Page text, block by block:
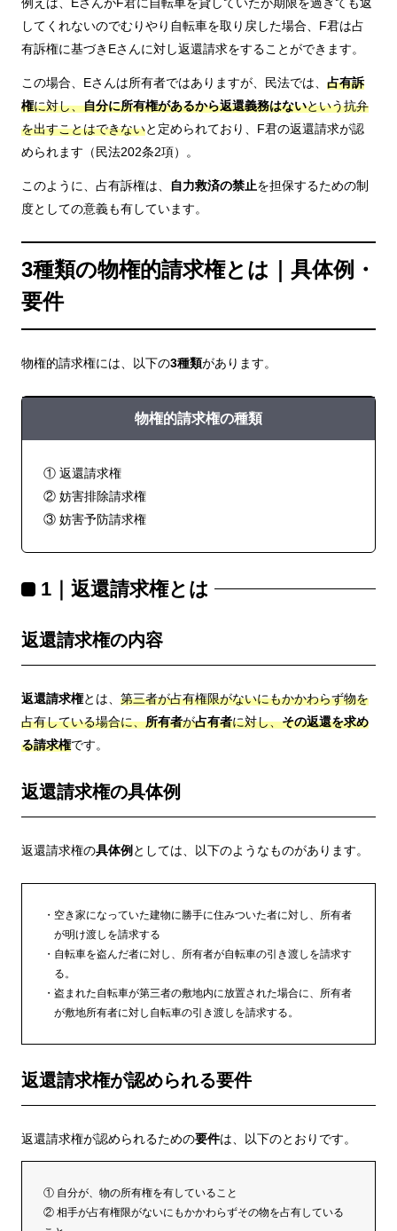
してくれないのでむりやり自転車を取り戻した場合、F君は占
有訴権に基づきEさんに対し返還請求をすることができます。
この場合、Eさんは所有者ではありますが、民法では、 占有訴
権に対し、自分に所有権があるから返還義務はないという抗弁
を出すことはできないと定められており、F君の返還請求が認
められます（民法202条2項）。
このように、占有訴権は、 自力救済の禁止を担保するための制
度としての意義も有しています。
3種類の物権的請求権とは｜具体例・
要件
物権的請求権には、以下の3種類があります。
物権的請求権の種類
① 返還請求権
② 妨害排除請求権
③ 妨害予防請求権
1｜返還請求権とは
返還請求権の内容
返還請求権とは、 第三者が占有権限がないにもかかわらず物を
占有している場合に、所有者が占有者に対し、その返還を求め
る請求権です。
返還請求権の具体例
返還請求権の具体例 としては、以下のようなものがあります。
空き家になっていた建物に勝手に住みついた者に対し、所有者
が明け渡しを請求する
自転車を盗んだ者に対し、所有者が自転車の引き渡しを請求す
る。
盗まれた自転車が第三者の敷地内に放置された場合に、所有者
が敷地所有者に対し自転車の引き渡しを請求する。
返還請求権が認められる要件
返還請求権が認められるための要件は、以下のとおりです。
① 自分が、物の所有権を有していること
② 相手が占有権限がないにもかかわらずその物を占有している